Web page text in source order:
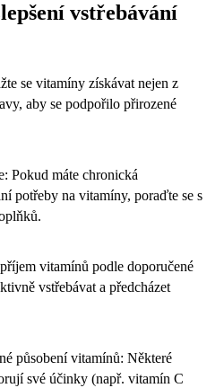
vstřebávání
se vitamíny získávat nejen z
aby se podpořilo přirozené
Pokud máte chronická
potřeby na vitamíny, poraďte se s
vitamínů podle doporučené
vstřebávat a předcházet
působení vitamínů: Některé
své účinky (např. vitamín C